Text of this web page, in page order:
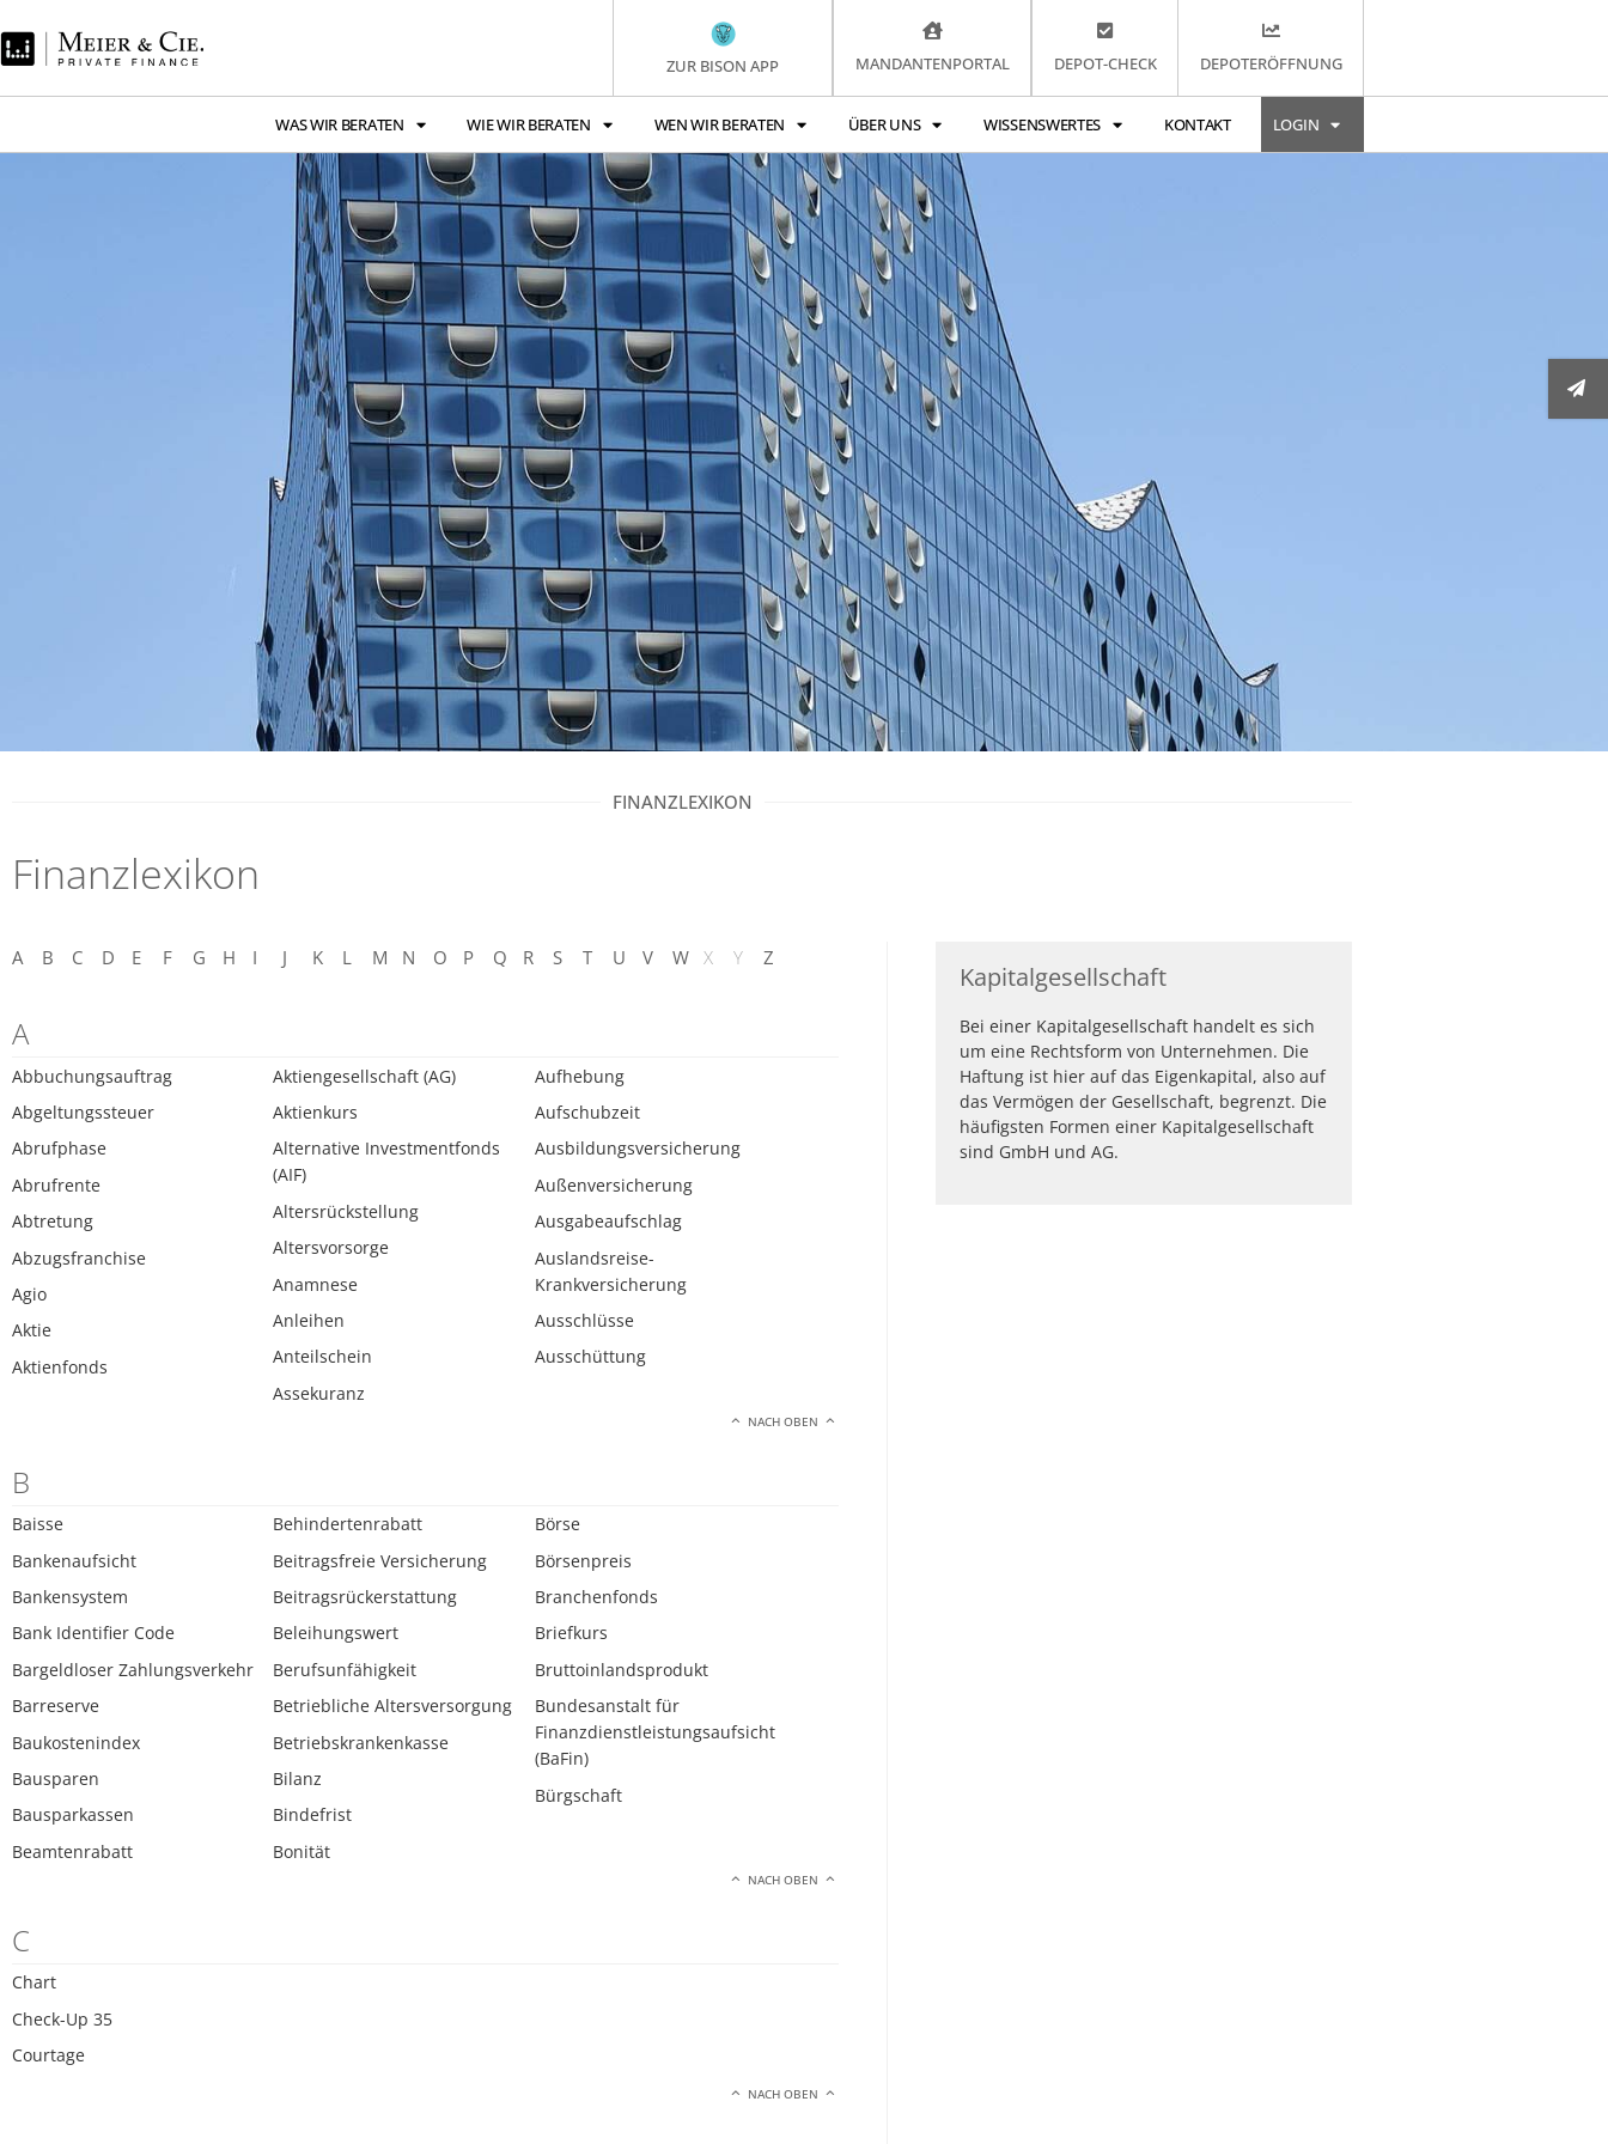
ZUR BISON APP MANDANTENPORTAL DEPOT-CHECK DEPOTERÖFFNUNG
WAS WIR BERATEN WIE WIR BERATEN WEN WIR BERATEN ÜBER UNS WISSENSWERTES KONTAKT LOGIN
FINANZLEXIKON
Finanzlexikon
A B C D E F G H I J K L M N O P Q R S T U V W X Y Z
A
Abbuchungsauftrag
Abgeltungssteuer
Abrufphase
Abrufrente
Abtretung
Abzugsfranchise
Agio
Aktie
Aktienfonds
Aktiengesellschaft (AG)
Aktienkurs
Alternative Investmentfonds
(AIF)
Altersrückstellung
Altersvorsorge
Anamnese
Anleihen
Anteilschein
Assekuranz
Aufhebung
Aufschubzeit
Ausbildungsversicherung
Außenversicherung
Ausgabeaufschlag
Auslandsreise-
Krankversicherung
Ausschlüsse
Ausschüttung
NACH OBEN
B
Baisse
Bankenaufsicht
Bankensystem
Bank Identifier Code
Bargeldloser Zahlungsverkehr
Barreserve
Baukostenindex
Bausparen
Bausparkassen
Beamtenrabatt
Behindertenrabatt
Beitragsfreie Versicherung
Beitragsrückerstattung
Beleihungswert
Berufsunfähigkeit
Betriebliche Altersversorgung
Betriebskrankenkasse
Bilanz
Bindefrist
Bonität
Börse
Börsenpreis
Branchenfonds
Briefkurs
Bruttoinlandsprodukt
Bundesanstalt für
Finanzdienstleistungsaufsicht
(BaFin)
Bürgschaft
NACH OBEN
C
Chart
Check-Up 35
Courtage
NACH OBEN
Kapitalgesellschaft
Bei einer Kapitalgesellschaft handelt es sich
um eine Rechtsform von Unternehmen. Die
Haftung ist hier auf das Eigenkapital, also auf
das Vermögen der Gesellschaft, begrenzt. Die
häufigsten Formen einer Kapitalgesellschaft
sind GmbH und AG.